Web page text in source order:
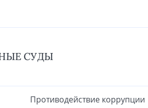
СУДЫ
Противодействие коррупции